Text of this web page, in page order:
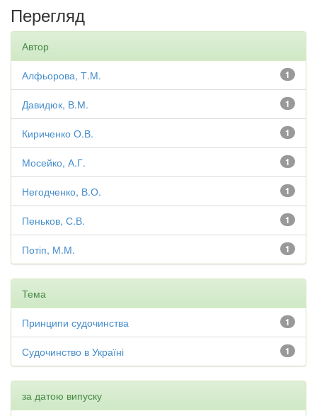
Перегляд
Автор
1
Алфьорова, Т.М.
1
Давидюк, В.М.
1
Кириченко О.В.
1
Мосейко, А.Г.
1
Негодченко, В.О.
1
Пеньков, С.В.
1
Потіп, М.М.
Тема
1
Принципи судочинства
1
Судочинство в Україні
за датою випуску